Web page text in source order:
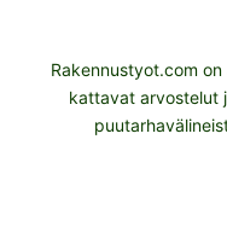
Rakennustyot.com
kattavat arvostelut